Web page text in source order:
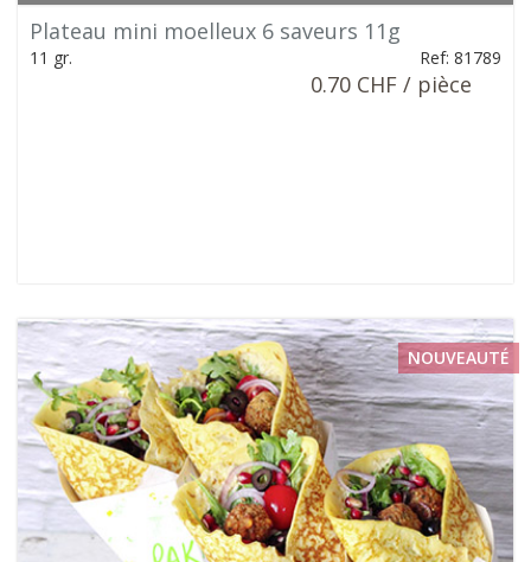
Plateau mini moelleux 6 saveurs 11g
11 gr. Ref: 81789
0.70 CHF / pièce
NOUVEAUTÉ